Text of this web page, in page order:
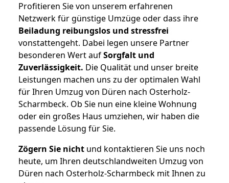
Profitieren Sie von unserem erfahrenen
Netzwerk für günstige Umzüge oder dass ihre
Beiladung reibungslos und stressfrei
vonstattengeht. Dabei legen unsere Partner
besonderen Wert aufSorgfalt und
Zuverlässigkeit. Die Qualität und unser breite
Leistungen machen uns zu der optimalen Wahl
für Ihren Umzug von Düren nach Osterholz-
Scharmbeck. Ob Sie nun eine kleine Wohnung
oder ein großes Haus umziehen, wir haben die
passende Lösung für Sie.
Zögern Sie nicht und kontaktieren Sie uns noch
heute, um Ihren deutschlandweiten Umzug von
Düren nach Osterholz-Scharmbeck mit Ihnen zu